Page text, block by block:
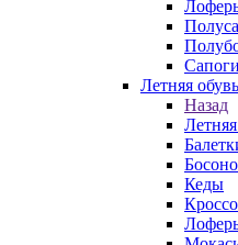
Сапоги
Летняя обувь
Назад
Кеды